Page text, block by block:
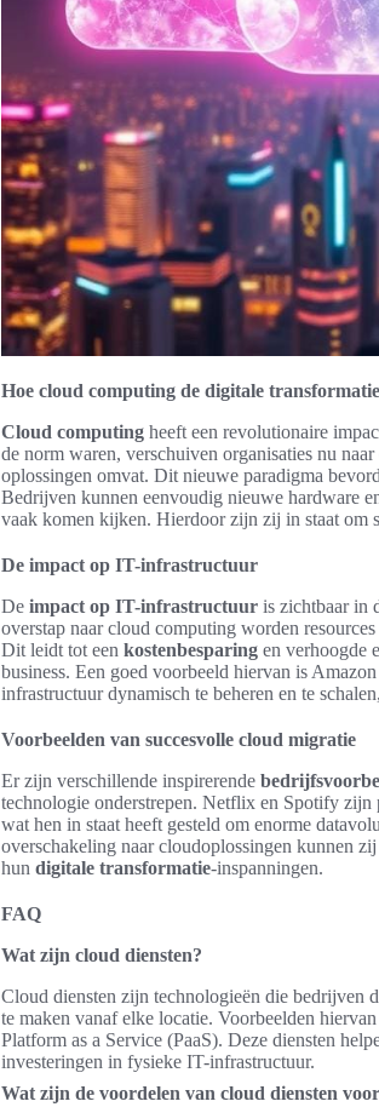
Hoe cloud computing de digitale
Cloud computing heeft een revolutionaire
de norm waren, verschuiven organisaties nu
oplossingen omvat. Dit nieuwe paradigma
Bedrijven kunnen eenvoudig nieuwe hardware
vaak komen kijken. Hierdoor zijn zij in staat om
De impact op IT-infrastructuur
De impact op IT-infrastructuur is zichtbaar in
overstap naar cloud computing worden
Dit leidt tot een kostenbesparing en verhoogde
business. Een goed voorbeeld hiervan is
infrastructuur dynamisch te beheren en te
Voorbeelden van succesvolle cloud migratie
Er zijn verschillende inspirerende
technologie onderstrepen. Netflix en Spotify
wat hen in staat heeft gesteld om enorme
overschakeling naar cloudoplossingen kunnen
hun digitale transformatie-inspanningen.
FAQ
Wat zijn cloud diensten?
Cloud diensten zijn technologieën die bedrijven
te maken vanaf elke locatie. Voorbeelden
Platform as a Service (PaaS). Deze diensten
investeringen in fysieke IT-infrastructuur.
Wat zijn de voordelen van cloud diensten